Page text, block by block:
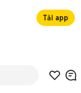
Tải app